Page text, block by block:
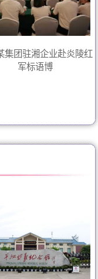
集团驻湘企业赴炎陵红
军标语博